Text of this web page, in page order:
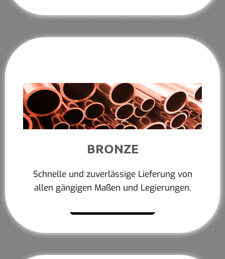
BRONZE
Schnelle und zuverlässige Lieferung von
allen gängigen Maßen und Legierungen.